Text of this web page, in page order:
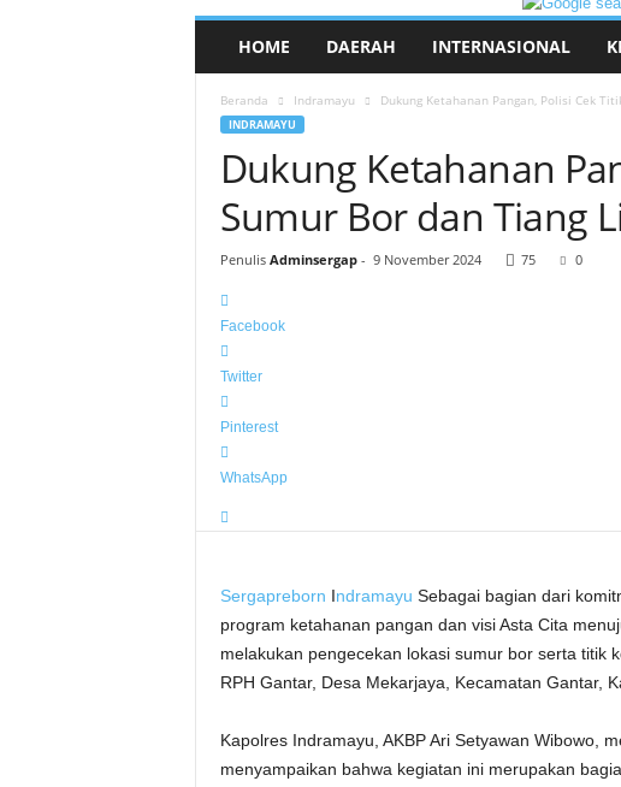
HOME DAERAH INTERNASIONAL
Beranda Indramayu Dukung Ketahanan Pangan, Polisi Cek
INDRAMAYU
Dukung Ketahanan
Sumur Bor dan Tiang
Penulis Adminsergap- 9 November 2024 75 0
Facebook
Twitter
Pinterest
WhatsApp
Sergapreborn Indramayu Sebagai bagian dari
program ketahanan pangan dan visi Asta Cita
melakukan pengecekan lokasi sumur bor serta titik
RPH Gantar, Desa Mekarjaya, Kecamatan Gantar,
Kapolres Indramayu, AKBP Ari Setyawan Wibowo,
menyampaikan bahwa kegiatan ini merupakan